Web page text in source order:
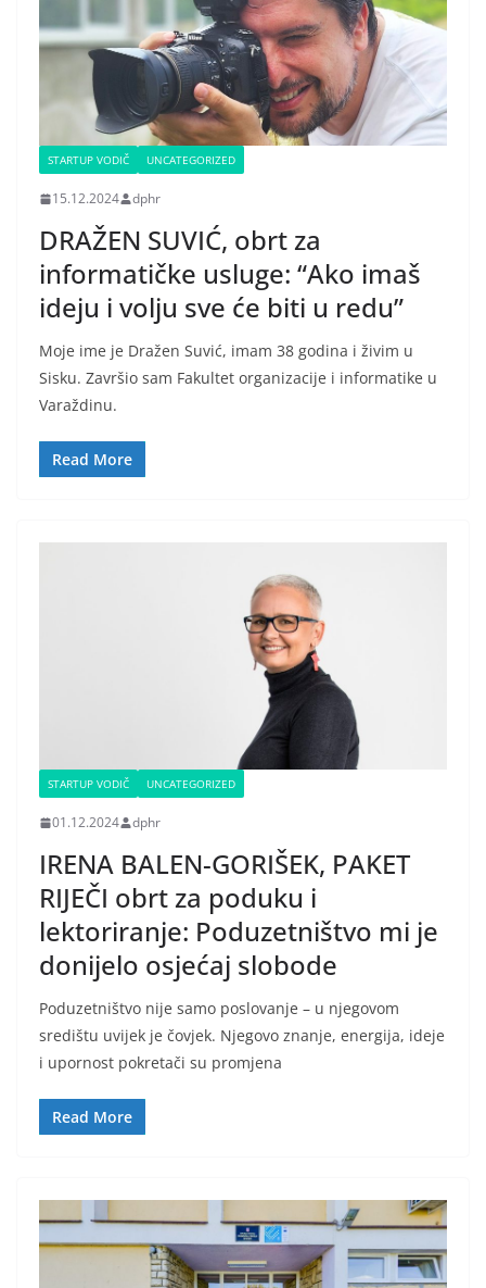
STARTUP VODIČ UNCATEGORIZED
15.12.2024 dphr
DRAŽEN SUVIĆ, obrt za
informatičke usluge: “Ako imaš
ideju i volju sve će biti u redu”
Moje ime je Dražen Suvić, imam 38 godina i živim u
Sisku. Završio sam Fakultet organizacije i informatike u
Varaždinu.
Read More
STARTUP VODIČ UNCATEGORIZED
01.12.2024 dphr
IRENA BALEN-GORIŠEK, PAKET
RIJEČI obrt za poduku i
lektoriranje: Poduzetništvo mi je
donijelo osjećaj slobode
Poduzetništvo nije samo poslovanje – u njegovom
središtu uvijek je čovjek. Njegovo znanje, energija, ideje
i upornost pokretači su promjena
Read More